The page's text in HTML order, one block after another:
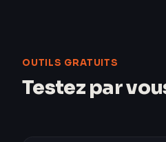
OUTILS GRATUITS
Testez par